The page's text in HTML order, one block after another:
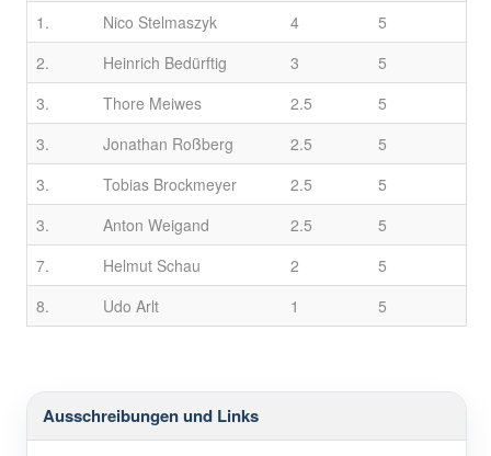
1.
Nico Stelmaszyk 4
5
2.
Heinrich Bedürftig 3
5
3.
Thore Meiwes 2.5
5
3.
Jonathan Roßberg 2.5
5
3.
Tobias Brockmeyer 2.5
5
3.
Anton Weigand 2.5
5
7.
Helmut Schau 2
5
8.
Udo Arlt 1 5
Ausschreibungen und Links